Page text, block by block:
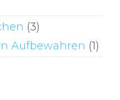
(3)
Aufbewahren (1)